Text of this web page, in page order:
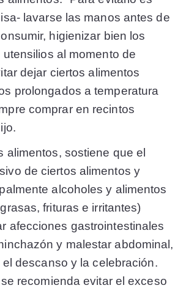
lavarse las manos antes de
higienizar bien los
al momento de
dejar ciertos alimentos
prolongados a temperatura
comprar en recintos
alimentos, sostiene que el
de ciertos alimentos y
alcoholes y alimentos
frituras e irritantes)
afecciones gastrointestinales
y malestar abdominal,
descanso y la celebración.
recomienda evitar el exceso